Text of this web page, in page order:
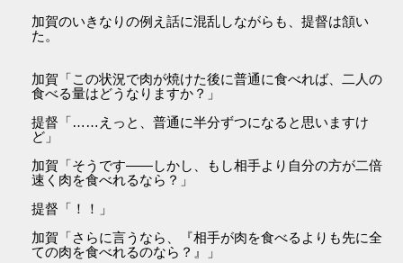
加賀のいきなりの例え話に混乱しながらも、提督は頷い
た。
加賀「この状況で肉が焼けた後に普通に食べれば、二人の
食べる量はどうなりますか？」
提督「……えっと、普通に半分ずつになると思いますけ
ど」
加賀「そうです――しかし、もし相手より自分の方が二倍
速く肉を食べれるなら？」
提督「！！」
加賀「さらに言うなら、『相手が肉を食べるよりも先に全
ての肉を食べれるのなら？』」